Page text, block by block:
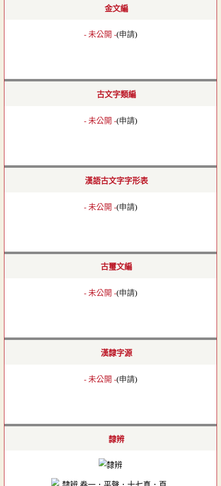
金文編
- 未公開 -(申請)
古文字類編
- 未公開 -(申請)
漢語古文字字形表
- 未公開 -(申請)
古璽文編
- 未公開 -(申請)
漢隸字源
- 未公開 -(申請)
隸辨